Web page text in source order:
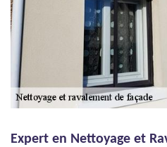
Expert en Nettoyage et